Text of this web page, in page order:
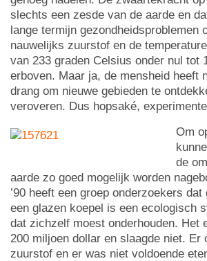
slechts een zesde van de aarde en
lange termijn gezondheidsproblemen
nauwelijks zuurstof en de
van 233 graden Celsius onder nul tot
erboven. Maar ja, de mensheid heeft
drang om nieuwe gebieden te
veroveren. Dus hopsaké,
Om
de
aarde zo goed mogelijk worden
’90 heeft een groep onderzoekers
een glazen koepel is een ecologisch
dat zichzelf moest onderhouden. Het
200 miljoen dollar en slaagde niet. Er
zuurstof en er was niet voldoende